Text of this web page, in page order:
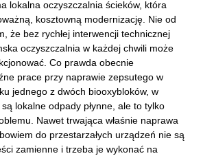
lokalna oczyszczalnia ścieków, która
kosztowną modernizację. Nie od
że bez rychłej interwencji technicznej
oczyszczalnia w każdej chwili może
Co prawda obecnie
prace przy naprawie zepsutego w
jednego z dwóch biooxybloków, w
lokalne odpady płynne, ale to tylko
Nawet trwająca właśnie naprawa
do przestarzałych urządzeń nie są
zamienne i trzeba je wykonać na